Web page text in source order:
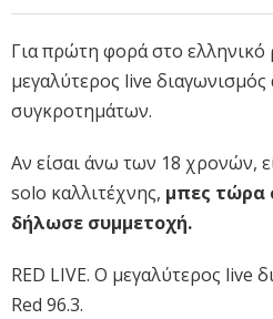
Για πρώτη φορά στο
μεγαλύτερος live διαγωνισμός
συγκροτημάτων.
Αν είσαι άνω των 18 χρονών,
solo καλλιτέχνης, μπες τώρα
δήλωσε συμμετοχή.
RED LIVE. Ο μεγαλύτερος live
Red 96.3.